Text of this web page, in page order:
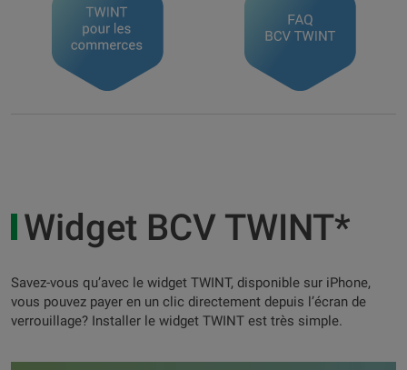
Widget BCV TWINT*
Savez-vous qu’avec le widget TWINT, disponible sur iPhone,
vous pouvez payer en un clic directement depuis l’écran de
verrouillage? Installer le widget TWINT est très simple.